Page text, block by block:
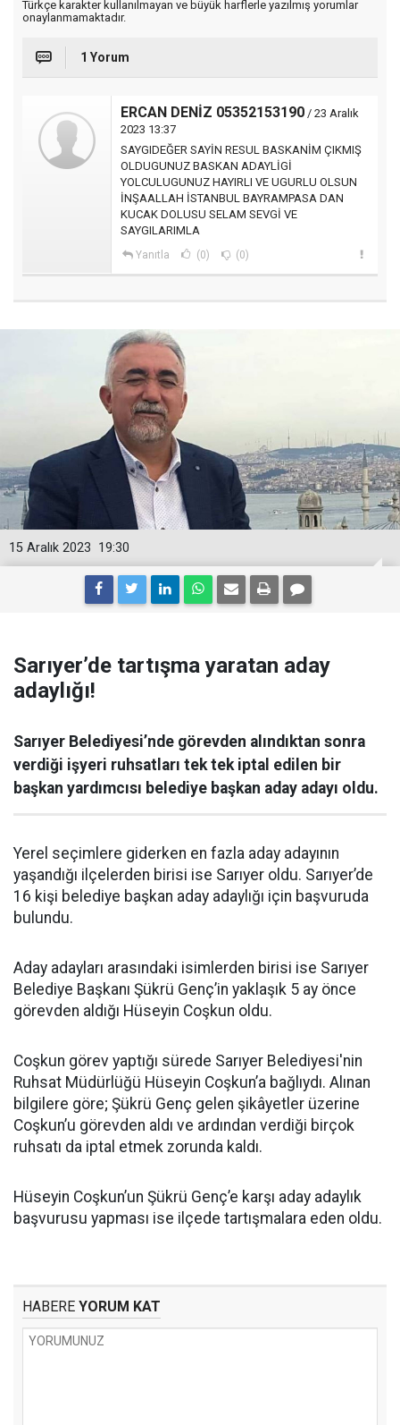
Türkçe karakter kullanılmayan ve büyük harflerle yazılmış yorumlar
onaylanmamaktadır.
1 Yorum
ERCAN DENİZ 05352153190 / 23 Aralık
2023 13:37
SAYGIDEĞER SAYİN RESUL BASKANİM ÇIKMIŞ
OLDUGUNUZ BASKAN ADAYLİGİ
YOLCULUGUNUZ HAYIRLI VE UGURLU OLSUN
İNŞAALLAH İSTANBUL BAYRAMPASA DAN
KUCAK DOLUSU SELAM SEVGİ VE
SAYGILARIMLA
Yanıtla (0) (0)
19:30
15 Aralık 2023
Sarıyer’de tartışma yaratan aday
adaylığı!
Sarıyer Belediyesi’nde görevden alındıktan sonra
verdiği işyeri ruhsatları tek tek iptal edilen bir
başkan yardımcısı belediye başkan aday adayı oldu.
Yerel seçimlere giderken en fazla aday adayının
yaşandığı ilçelerden birisi ise Sarıyer oldu. Sarıyer’de
16 kişi belediye başkan aday adaylığı için başvuruda
bulundu.
Aday adayları arasındaki isimlerden birisi ise Sarıyer
Belediye Başkanı Şükrü Genç’in yaklaşık 5 ay önce
görevden aldığı Hüseyin Coşkun oldu.
Coşkun görev yaptığı sürede Sarıyer Belediyesi'nin
Ruhsat Müdürlüğü Hüseyin Coşkun’a bağlıydı. Alınan
bilgilere göre; Şükrü Genç gelen şikâyetler üzerine
Coşkun’u görevden aldı ve ardından verdiği birçok
ruhsatı da iptal etmek zorunda kaldı.
Hüseyin Coşkun’un Şükrü Genç’e karşı aday adaylık
başvurusu yapması ise ilçede tartışmalara eden oldu.
HABERE YORUM KAT